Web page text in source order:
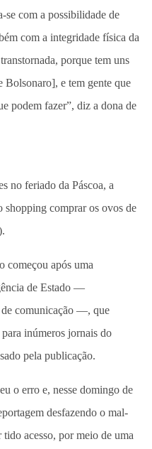
se com a possibilidade de
com a integridade física da
porque tem uns
Bolsonaro], e tem gente que
podem fazer”, diz a dona de
no feriado da Páscoa, a
shopping comprar os ovos de
começou após uma
de Estado —
de comunicação —, que
inúmeros jornais do
pela publicação.
o erro e, nesse domingo de
desfazendo o mal-
acesso, por meio de uma